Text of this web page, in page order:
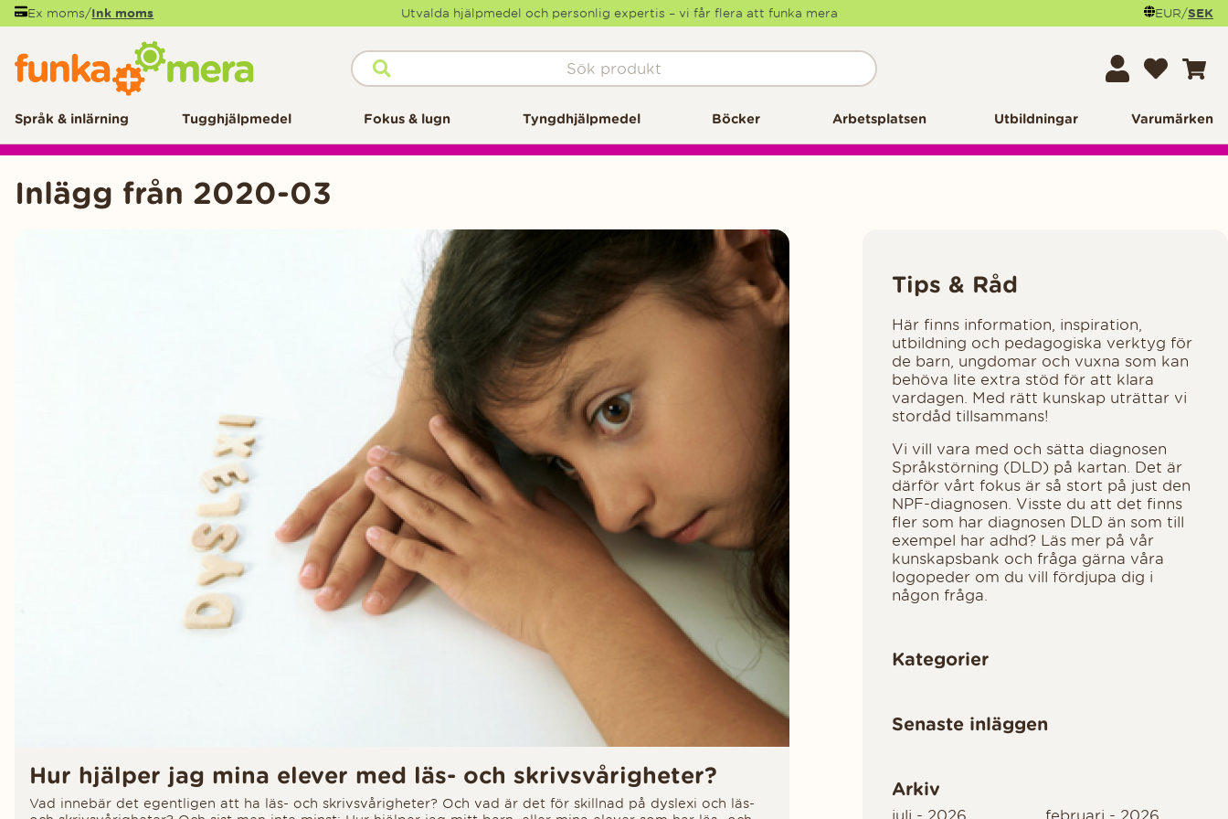
Ex moms/Ink moms Utvalda hjälpmedel och personlig expertis – vi får flera att funka mera EUR/SEK
Språk & inlärning Tugghjälpmedel Fokus & lugn Tyngdhjälpmedel Böcker Arbetsplatsen Utbildningar Varumärken
Inlägg från 2020-03
Hur hjälper jag mina elever med läs- och skrivsvårigheter?
Vad innebär det egentligen att ha läs- och skrivsvårigheter? Och vad är det för skillnad på dyslexi och läs-
Tips & Råd
Här finns information, inspiration,
utbildning och pedagogiska verktyg för
de barn, ungdomar och vuxna som kan
behöva lite extra stöd för att klara
vardagen. Med rätt kunskap uträttar vi
stordåd tillsammans!
Vi vill vara med och sätta diagnosen
Språkstörning (DLD) på kartan. Det är
därför vårt fokus är så stort på just den
NPF-diagnosen. Visste du att det finns
fler som har diagnosen DLD än som till
exempel har adhd? Läs mer på vår
kunskapsbank och fråga gärna våra
logopeder om du vill fördjupa dig i
någon fråga.
Kategorier
Senaste inläggen
Arkiv
juli - 2026
februari - 2026